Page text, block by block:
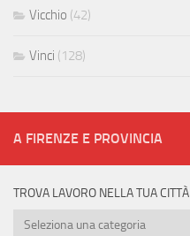
Vicchio (42)
Vinci (128)
A FIRENZE E PROVINCIA
TROVA LAVORO NELLA TUA CITTÀ
Trova